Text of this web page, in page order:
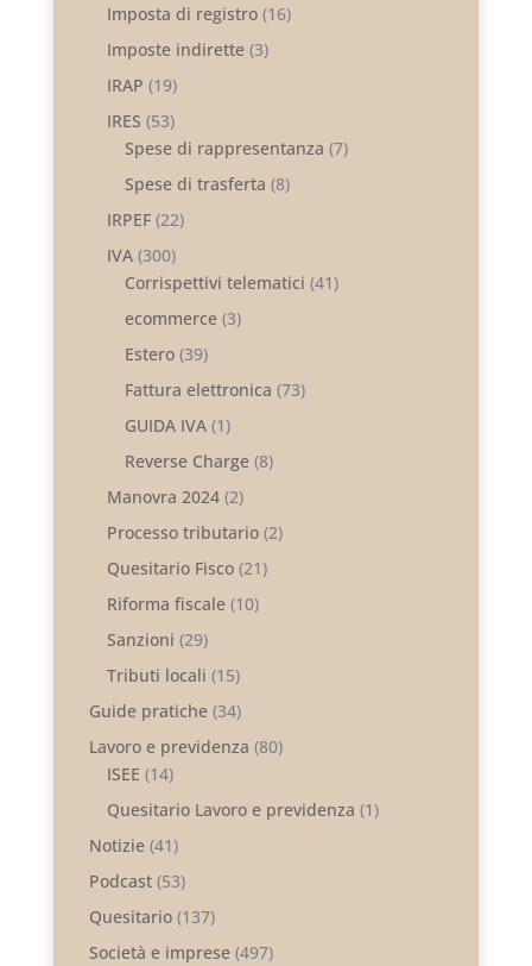
Imposta di registro(16)
Imposte indirette(3)
IRAP (19)
IRES (53)
Spese di rappresentanza (7)
Spese di trasferta (8)
IRPEF(22)
IVA(300)
Corrispettivi telematici (41)
ecommerce(3)
Estero(39)
Fattura elettronica (73)
GUIDA IVA(1)
Reverse Charge(8)
Manovra 2024(2)
Processo tributario(2)
Quesitario Fisco(21)
Riforma fiscale(10)
Sanzioni (29)
Tributi locali (15)
Guide pratiche(34)
Lavoro e previdenza (80)
ISEE (14)
Quesitario Lavoro e previdenza (1)
Notizie(41)
Podcast(53)
Quesitario(137)
Società e imprese(497)